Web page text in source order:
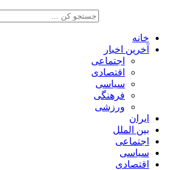
خانه
آخرین اخبار
اجتماعی
اقتصادی
سیاسی
فرهنگی
ورزشی
ایران
بین الملل
اجتماعی
سیاسی
اقتصادی